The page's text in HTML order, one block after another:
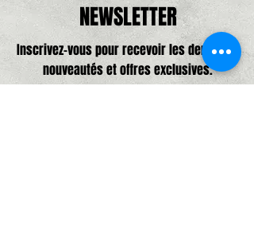
NEWSLETTER
Inscrivez-vous pour recevoir les dernières
nouveautés et offres exclusives.